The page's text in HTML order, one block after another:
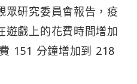
眾研究委員會報告，疫
遊戲上的花費時間增加
151 分鐘增加到 218